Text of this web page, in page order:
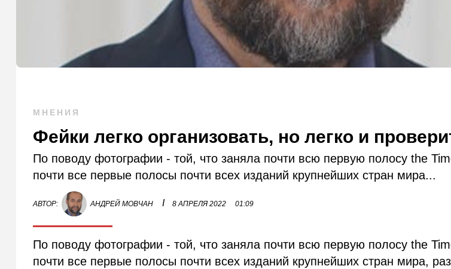
МНЕНИЯ
Фейки легко организовать, но легко и
По поводу фотографии - той, что заняла почти всю первую полосу the
почти все первые полосы почти всех изданий крупнейших стран мира...
АВТОР: АНДРЕЙ МОВЧАН I 8 АПРЕЛЯ 2022 01:09
По поводу фотографии - той, что заняла почти всю первую полосу the
почти все первые полосы почти всех изданий крупнейших стран мира,